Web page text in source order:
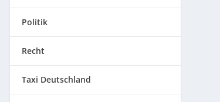
Politik
Recht
Taxi Deutschland